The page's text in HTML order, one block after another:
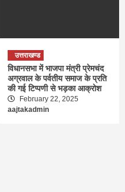
उत्तराखण्ड
विधानसभा में भाजपा मंत्री प्रेमचंद
अग्रवाल के पर्वतीय समाज के प्रति
की गई टिप्पणी से भड़का आक्रोश
February 22, 2025
aajtakadmin